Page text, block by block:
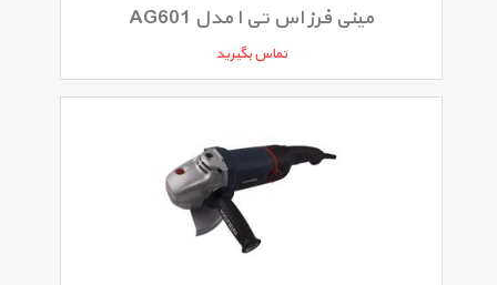
مینی فرز اس تی ا مدل AG601
تماس بگیرید